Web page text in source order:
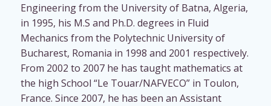
Engineering from the University of Batna, Algeria,
in 1995, his M.S and Ph.D. degrees in Fluid
Mechanics from the Polytechnic University of
Bucharest, Romania in 1998 and 2001 respectively.
From 2002 to 2007 he has taught mathematics at
the high School “Le Touar/NAFVECO” in Toulon,
France. Since 2007, he has been an Assistant